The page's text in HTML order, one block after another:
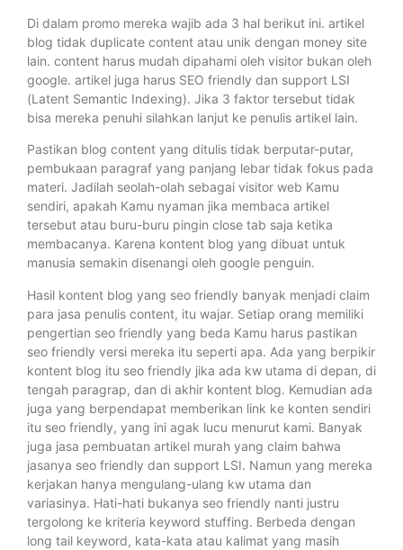
Di dalam promo mereka wajib ada 3 hal berikut ini. artikel
blog tidak duplicate content atau unik dengan money site
lain. content harus mudah dipahami oleh visitor bukan oleh
google. artikel juga harus SEO friendly dan support LSI
(Latent Semantic Indexing). Jika 3 faktor tersebut tidak
bisa mereka penuhi silahkan lanjut ke penulis artikel lain.
Pastikan blog content yang ditulis tidak berputar-putar,
pembukaan paragraf yang panjang lebar tidak fokus pada
materi. Jadilah seolah-olah sebagai visitor web Kamu
sendiri, apakah Kamu nyaman jika membaca artikel
tersebut atau buru-buru pingin close tab saja ketika
membacanya. Karena kontent blog yang dibuat untuk
manusia semakin disenangi oleh google penguin.
Hasil kontent blog yang seo friendly banyak menjadi claim
para jasa penulis content, itu wajar. Setiap orang memiliki
pengertian seo friendly yang beda Kamu harus pastikan
seo friendly versi mereka itu seperti apa. Ada yang berpikir
kontent blog itu seo friendly jika ada kw utama di depan, di
tengah paragrap, dan di akhir kontent blog. Kemudian ada
juga yang berpendapat memberikan link ke konten sendiri
itu seo friendly, yang ini agak lucu menurut kami. Banyak
juga jasa pembuatan artikel murah yang claim bahwa
jasanya seo friendly dan support LSI. Namun yang mereka
kerjakan hanya mengulang-ulang kw utama dan
variasinya. Hati-hati bukanya seo friendly nanti justru
tergolong ke kriteria keyword stuffing. Berbeda dengan
long tail keyword, kata-kata atau kalimat yang masih